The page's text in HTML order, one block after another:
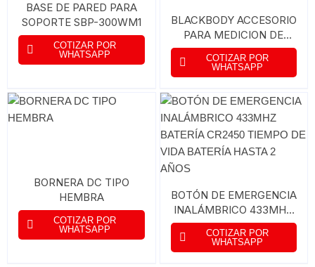
BASE DE PARED PARA
SOPORTE SBP-300WM1
COTIZAR POR
WHATSAPP
BLACKBODY ACCESORIO
PARA MEDICION DE
TEMPERATURA CON
CAMARA DH-TPC-
BF5421P-TB13F8-HTM
COTIZAR POR
WHATSAPP
BORNERA DC TIPO
HEMBRA
COTIZAR POR
WHATSAPP
BOTÓN DE EMERGENCIA
INALÁMBRICO 433MHZ
BATERÍA CR2450
TIEMPO DE VIDA
BATERÍA HASTA 2 AÑOS
COTIZAR POR
WHATSAPP